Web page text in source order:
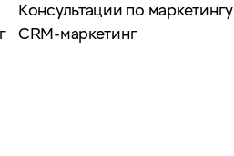
Консультации по маркетингу
CRM-маркетинг